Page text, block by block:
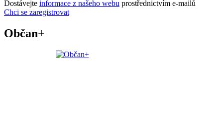
Dostávejte informace z našeho webu prostřednictvím e-mailů
Chci se zaregistrovat
Občan+